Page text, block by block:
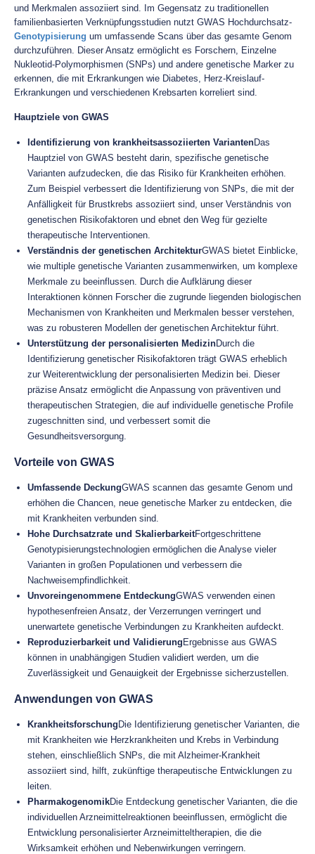
und Merkmalen assoziiert sind. Im Gegensatz zu traditionellen
familienbasierten Verknüpfungsstudien nutzt GWAS Hochdurchsatz-
Genotypisierung um umfassende Scans über das gesamte Genom
durchzuführen. Dieser Ansatz ermöglicht es Forschern, Einzelne
Nukleotid-Polymorphismen (SNPs) und andere genetische Marker zu
erkennen, die mit Erkrankungen wie Diabetes, Herz-Kreislauf-
Erkrankungen und verschiedenen Krebsarten korreliert sind.
Hauptziele von GWAS
Identifizierung von krankheitsassoziierten VariantenDas
Hauptziel von GWAS besteht darin, spezifische genetische
Varianten aufzudecken, die das Risiko für Krankheiten erhöhen.
Zum Beispiel verbessert die Identifizierung von SNPs, die mit der
Anfälligkeit für Brustkrebs assoziiert sind, unser Verständnis von
genetischen Risikofaktoren und ebnet den Weg für gezielte
therapeutische Interventionen.
Verständnis der genetischen ArchitekturGWAS bietet Einblicke,
wie multiple genetische Varianten zusammenwirken, um komplexe
Merkmale zu beeinflussen. Durch die Aufklärung dieser
Interaktionen können Forscher die zugrunde liegenden biologischen
Mechanismen von Krankheiten und Merkmalen besser verstehen,
was zu robusteren Modellen der genetischen Architektur führt.
Unterstützung der personalisierten MedizinDurch die
Identifizierung genetischer Risikofaktoren trägt GWAS erheblich
zur Weiterentwicklung der personalisierten Medizin bei. Dieser
präzise Ansatz ermöglicht die Anpassung von präventiven und
therapeutischen Strategien, die auf individuelle genetische Profile
zugeschnitten sind, und verbessert somit die
Gesundheitsversorgung.
Vorteile von GWAS
Umfassende DeckungGWAS scannen das gesamte Genom und
erhöhen die Chancen, neue genetische Marker zu entdecken, die
mit Krankheiten verbunden sind.
Hohe Durchsatzrate und SkalierbarkeitFortgeschrittene
Genotypisierungstechnologien ermöglichen die Analyse vieler
Varianten in großen Populationen und verbessern die
Nachweisempfindlichkeit.
Unvoreingenommene EntdeckungGWAS verwenden einen
hypothesenfreien Ansatz, der Verzerrungen verringert und
unerwartete genetische Verbindungen zu Krankheiten aufdeckt.
Reproduzierbarkeit und Validierung Ergebnisse aus GWAS
können in unabhängigen Studien validiert werden, um die
Zuverlässigkeit und Genauigkeit der Ergebnisse sicherzustellen.
Anwendungen von GWAS
Krankheitsforschung Die Identifizierung genetischer Varianten, die
mit Krankheiten wie Herzkrankheiten und Krebs in Verbindung
stehen, einschließlich SNPs, die mit Alzheimer-Krankheit
assoziiert sind, hilft, zukünftige therapeutische Entwicklungen zu
leiten.
PharmakogenomikDie Entdeckung genetischer Varianten, die die
individuellen Arzneimittelreaktionen beeinflussen, ermöglicht die
Entwicklung personalisierter Arzneimitteltherapien, die die
Wirksamkeit erhöhen und Nebenwirkungen verringern.